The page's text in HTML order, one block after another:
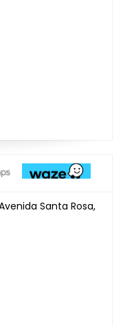
Santa Rosa,